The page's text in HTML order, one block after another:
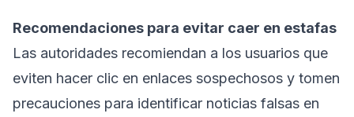
Recomendaciones para evitar caer en estafas
Las autoridades recomiendan a los usuarios que
eviten hacer clic en enlaces sospechosos y tomen
precauciones para identificar noticias falsas en